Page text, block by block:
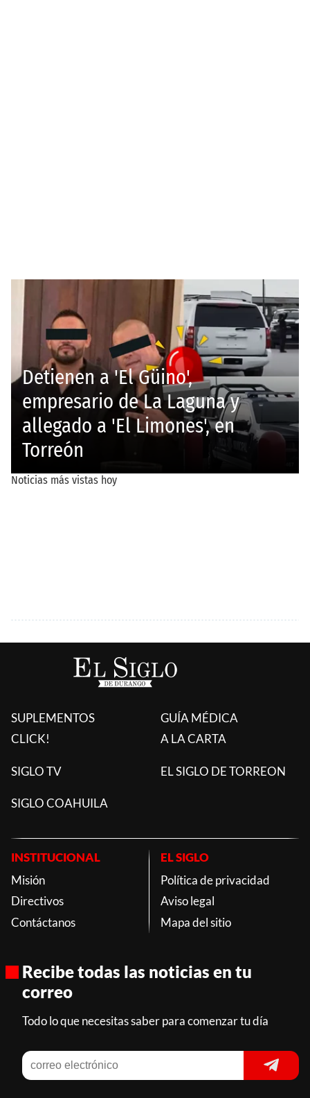
SUPLEMENTOS
CLICK!
GUÍA MÉDICA
A LA CARTA
SIGLO TV EL SIGLO DE TORREON
SIGLO COAHUILA
INSTITUCIONAL
Misión
Directivos
Contáctanos
EL SIGLO
Política de privacidad
Aviso legal
Mapa del sitio
Recibe todas las noticias en tu
correo
Todo lo que necesitas saber para comenzar tu día